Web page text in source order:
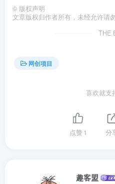
© 版权声明
文章版权归作者所有，未经允许请勿
THE
网创项目
喜欢就支
点赞1 分
趣客盟